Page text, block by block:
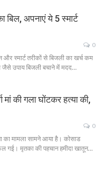
अपनाएं ये 5 स्मार्ट
0
स्मार्ट तरीकों से बिजली का खर्च कम
जैसे उपाय बिजली बचाने में मदद…
की गला घोंटकर हत्या की,
0
मामला सामने आया है। कोसाड
गई। मृतका की पहचान हमीदा खातून…